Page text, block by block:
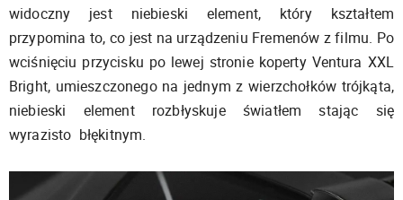
widoczny jest niebieski element, który kształtem
przypomina to, co jest na urządzeniu Fremenów z filmu. Po
wciśnięciu przycisku po lewej stronie koperty Ventura XXL
Bright, umieszczonego na jednym z wierzchołków trójkąta,
niebieski element rozbłyskuje światłem stając się
wyrazisto błękitnym.